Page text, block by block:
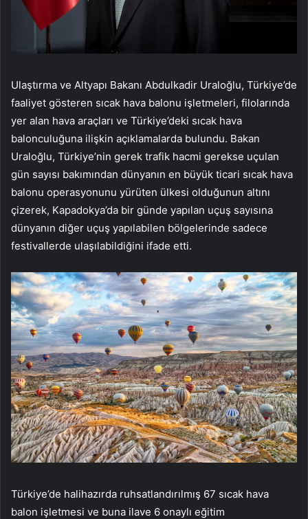
Ulaştırma ve Altyapı Bakanı Abdulkadir Uraloğlu, Türkiye’de
faaliyet gösteren sıcak hava balonu işletmeleri, filolarında
yer alan hava araçları ve Türkiye’deki sıcak hava
balonculuğuna ilişkin açıklamalarda bulundu. Bakan
Uraloğlu, Türkiye’nin gerek trafik hacmi gerekse uçulan
gün sayısı bakımından dünyanın en büyük ticari sıcak hava
balonu operasyonunu yürüten ülkesi olduğunun altını
çizerek, Kapadokya’da bir günde yapılan uçuş sayısına
dünyanın diğer uçuş yapılabilen bölgelerinde sadece
festivallerde ulaşılabildiğini ifade etti.
Türkiye’de halihazırda ruhsatlandırılmış 67 sıcak hava
balon işletmesi ve buna ilave 6 onaylı eğitim